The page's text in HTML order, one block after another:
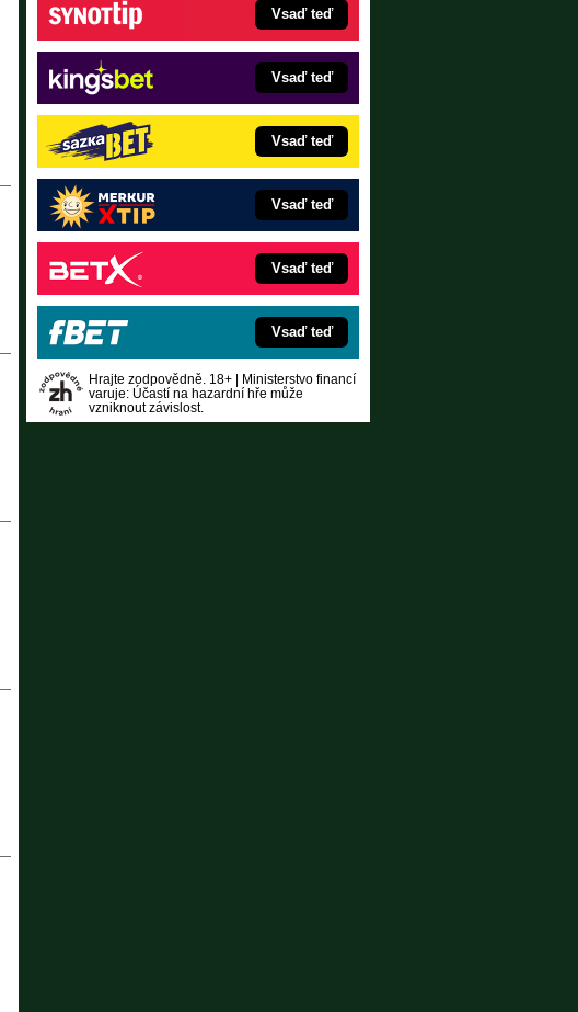
Vsaď teď
Vsaď teď
Vsaď teď
Vsaď teď
Vsaď teď
Vsaď teď
Hrajte zodpovědně. 18+ | Ministerstvo financí
varuje: Účastí na hazardní hře může
vzniknout závislost.